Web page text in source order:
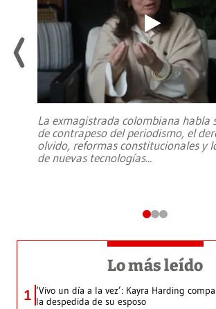
La exmagistrada colombiana habla
de contrapeso del periodismo, el
olvido, reformas constitucionales y
de nuevas tecnologías...
Lo más leído
1 ‘Vivo un día a la vez’: Kayra Harding
la despedida de su esposo